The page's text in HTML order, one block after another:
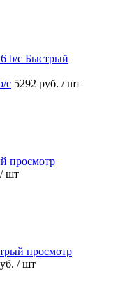
Быстрый
c 5292 руб. / шт
просмотр
/ шт
просмотр
/ шт